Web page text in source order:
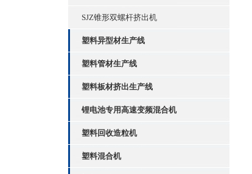
SJZ锥形双螺杆挤出机
塑料异型材生产线
塑料管材生产线
塑料板材挤出生产线
锂电池专用高速变频混合机
塑料回收造粒机
塑料混合机